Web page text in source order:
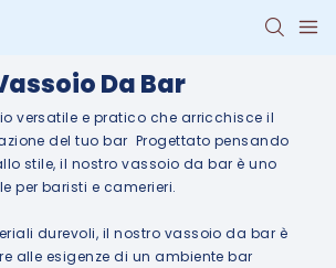
Da Bar
versatile e pratico che arricchisce il
del tuo bar Progettato pensando
stile, il nostro vassoio da bar è uno
per baristi e camerieri.
durevoli, il nostro vassoio da bar è
alle esigenze di un ambiente bar